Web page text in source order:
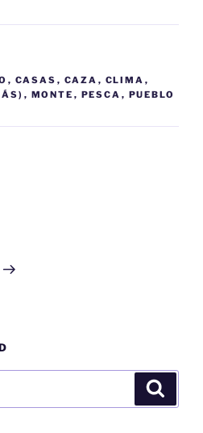
, CASAS , CAZA , CLIMA ,
, MONTE , PESCA , PUEBLO